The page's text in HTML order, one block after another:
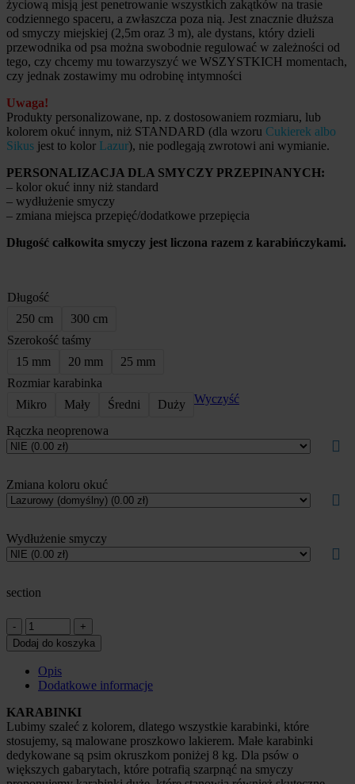
życiową misją jest penetrowanie wszystkich zakątków na trasie
codziennego spaceru, a zwłaszcza poza nią. Jest znacznie dłuższa
od smyczy miejskiej (2,5m oraz 3 m), ale dystans, który dzieli
przewodnika od psa można swobodnie regulować w zależności od
tego, czy chcemy mu towarzyszyć we WSZYSTKICH momentach,
czy jednak zostawimy mu odrobinę intymności
Uwaga!
Produkty personalizowane, np. z dostosowaniem rozmiaru, lub
kolorem okuć innym, niż STANDARD (dla wzoru Cukierek albo
Sikus jest to kolor Lazur), nie podlegają zwrotowi ani wymianie.
PERSONALIZACJA DLA SMYCZY PRZEPINANYCH:
– kolor okuć inny niż standard
– wydłużenie smyczy
– zmiana miejsca przepięć/dodatkowe przepięcia
Długość całkowita smyczy jest liczona razem z karabińczykami.
Długość
250 cm
300 cm
Szerokość taśmy
15 mm
20 mm
25 mm
Rozmiar karabinka
Mikro
Mały Średni Duży Wyczyść
Rączka neoprenowa
Zmiana koloru okuć
Wydłużenie smyczy
section
Smycz
przepinana
Cukierek
albo
Sikus
quantity
Dodaj do koszyka
Opis
Dodatkowe informacje
KARABINKI
Lubimy szaleć z kolorem, dlatego wszystkie karabinki, które
stosujemy, są malowane proszkowo lakierem. Małe karabinki
dedykowane są psim okruszkom poniżej 8 kg. Dla psów o
większych gabarytach, które potrafią szarpnąć na smyczy